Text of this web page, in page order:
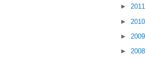
►
►
►
►